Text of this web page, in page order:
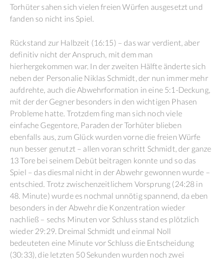
Torhüter sahen sich vielen freien Würfen ausgesetzt und
fanden so nicht ins Spiel.
Rückstand zur Halbzeit (16:15) – das war verdient, aber
definitiv nicht der Anspruch, mit dem man
hierhergekommen war. In der zweiten Hälfte änderte sich
neben der Personalie Niklas Schmidt, der nun immer mehr
aufdrehte, auch die Abwehrformation in eine 5:1-Deckung,
mit der der Gegner besonders in den wichtigen Phasen
Probleme hatte. Trotzdem fing man sich noch viele
einfache Gegentore, Paraden der Torhüter blieben
ebenfalls aus, zum Glück wurden vorne die freien Würfe
nun besser genutzt – allen voran schritt Schmidt, der ganze
13 Tore bei seinem Debüt beitragen konnte und so das
Spiel – das diesmal nicht in der Abwehr gewonnen wurde –
entschied. Trotz zwischenzeitlichem Vorsprung (24:28 in
48. Minute) wurde es nochmal unnötig spannend, da eben
besonders in der Abwehr die Konzentration wieder
nachließ – sechs Minuten vor Schluss stand es plötzlich
wieder 29:29. Dreimal Schmidt und einmal Noll
bedeuteten eine Minute vor Schluss die Entscheidung
(30:33), die letzten 50 Sekunden wurden noch zwei